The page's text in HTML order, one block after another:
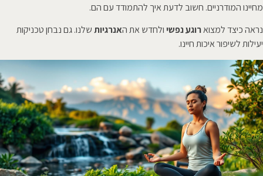
מחיינו המודרניים. חשוב לדעת איך להתמודד עם הם.
נראה כיצד למצוארוגע נפשי ולחדש את האנרגיותשלנו. גם נבחן טכניקות
יעילות לשיפור איכות חיינו.